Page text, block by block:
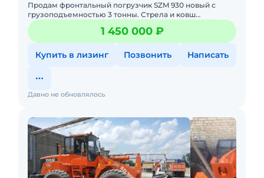
Продам фронтальный погрузчик SZM 930 новый с
грузоподъемностью 3 тонны. Стрела и ковш
управляются джостиком, установлено быстросъемное
устройство для навесного1 450 000 ₽
Купить в лизинг Позвонить Написать
Давно не обновлялось